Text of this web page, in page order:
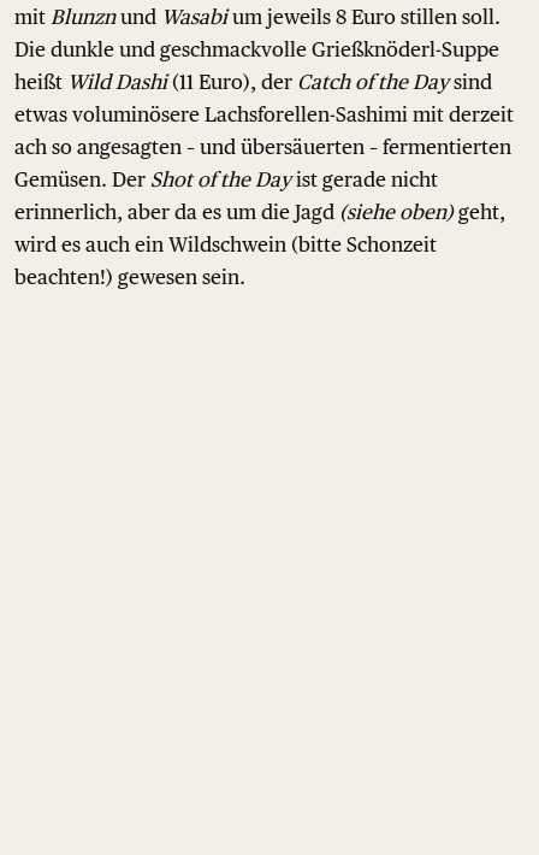
mit Blunznund Wasabium jeweils 8 Euro stillen soll.
Die dunkle und geschmackvolle Grießknöderl-Suppe
heißt Wild Dashi(11 Euro), der Catch of the Daysind
etwas voluminösere Lachsforellen-Sashimi mit derzeit
ach so angesagten – und übersäuerten – fermentierten
Gemüsen. Der Shot of the Dayist gerade nicht
erinnerlich, aber da es um die Jagd (siehe oben)geht,
wird es auch ein Wildschwein (bitte Schonzeit
beachten!) gewesen sein.